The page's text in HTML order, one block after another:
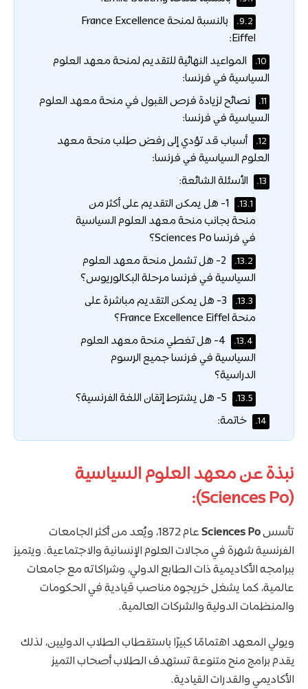
9.2.
بالنسبة لمنحة France Excellence
Eiffel:
10.
المواعيد النهائية للتقديم لمنحة معهد العلوم
السياسية في فرنسا:
11.
نصائح لزيادة فرص القبول في منحة معهد العلوم
السياسية في فرنسا:
12.
أسباب قد تؤدي إلى رفض طلب منحة معهد
العلوم السياسية في فرنسا:
13. الأسئلة الشائعة:
13.1.
1- هل يمكن التقديم على أكثر من
منحة بجانب منحة معهد العلوم السياسية
في فرنسا Sciences Po؟
13.2.
2- هل تشمل منحة معهد العلوم
السياسية في فرنسا مرحلة البكالوريوس؟
13.3.
3- هل يمكن التقديم مباشرة على
منحة France Excellence Eiffel؟
13.4.
4- هل تغطي منحة معهد العلوم
السياسية في فرنسا جميع الرسوم
الدراسية؟
13.5.
14. خاتمة:
نبذة عن معهد العلوم السياسية
(Sciences Po):
تأسسSciences Po
عام 1872، ويُعد من أكثر الجامعات
الفرنسية شهرة في مجالات العلوم الإنسانية والاجتماعية. ويتميز
ببرامجه الأكاديمية ذات الطابع الدولي، وشراكاته مع جامعات
عالمية، كما يشغل خريجوه مناصب قيادية في الحكومات
والمنظمات الدولية والشركات العالمية.
ويولي المعهد اهتمامًا كبيرًا باستقطاب الطلاب الدوليين، لذلك
يقدم برامج منح متنوعة تستهدف الطلاب أصحاب التميز
الأكاديمي والقدرات القيادية.